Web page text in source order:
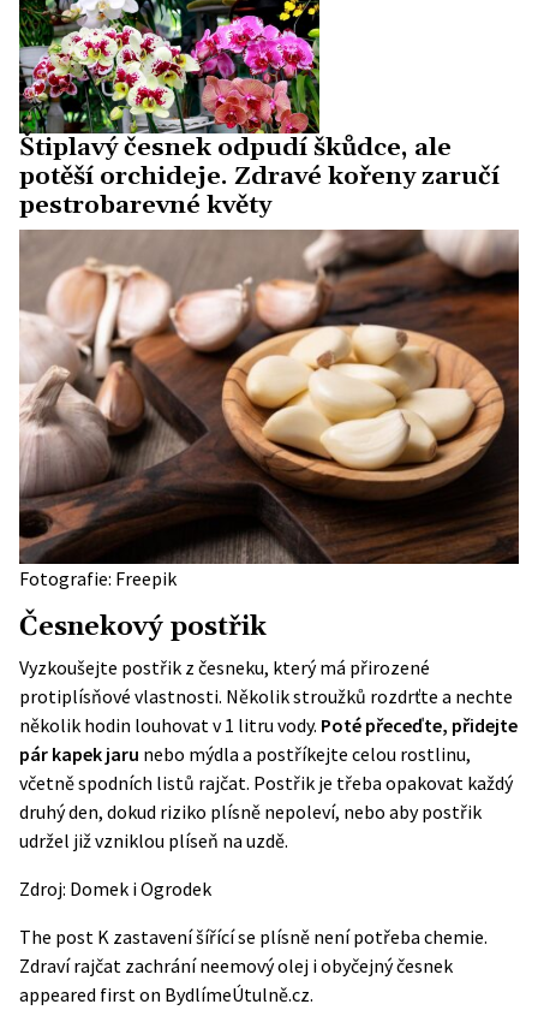
Štiplavý česnek odpudí škůdce, ale
potěší orchideje. Zdravé kořeny zaručí
pestrobarevné květy
Fotografie: Freepik
Česnekový postřik
Vyzkoušejte postřik z česneku, který má přirozené
protiplísňové vlastnosti. Několik stroužků rozdrťte a nechte
několik hodin louhovat v 1 litru vody. Poté přeceďte, přidejte
pár kapek jaru nebo mýdla a postříkejte celou rostlinu,
včetně spodních listů rajčat. Postřik je třeba opakovat každý
druhý den, dokud riziko plísně nepoleví, nebo aby postřik
udržel již vzniklou plíseň na uzdě.
Zdroj: Domek i Ogrodek
The post K zastavení šířící se plísně není potřeba chemie.
Zdraví rajčat zachrání neemový olej i obyčejný česnek
appeared first on BydlímeÚtulně.cz.